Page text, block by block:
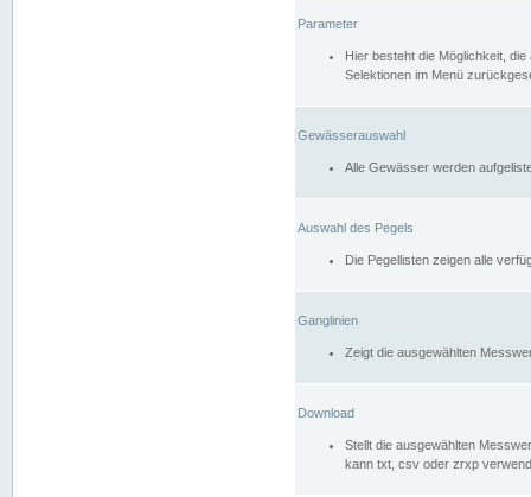
Parameter
Hier besteht die Möglichkeit,
Selektionen im Menü
Gewässerauswahl
Alle Gewässer werden
Auswahl des Pegels
Die Pegellisten zeigen alle
Ganglinien
Zeigt die ausgewählten
Download
Stellt die ausgewählten
kann txt, csv oder zrxp